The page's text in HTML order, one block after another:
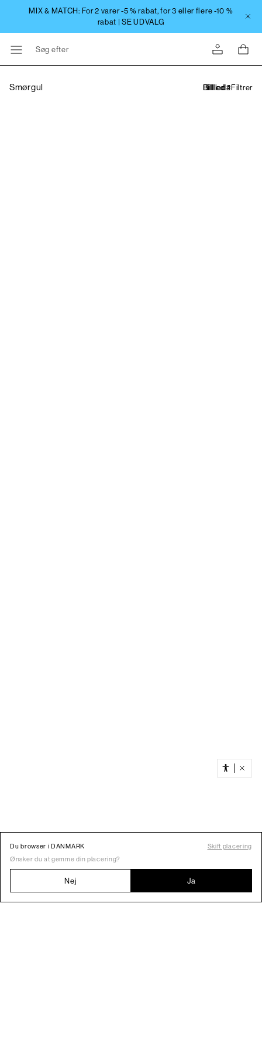
Søg efter
Smørgul Filtrer
Du browser i DANMARK
Skift placering
Ønsker du at gemme din placering?
Nej Ja